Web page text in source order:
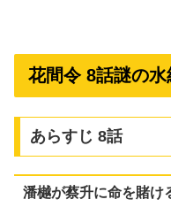
花間令 8話謎の水
あらすじ 8話
潘樾が蔡升に命を賭け